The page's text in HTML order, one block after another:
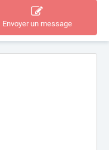
Envoyer un message